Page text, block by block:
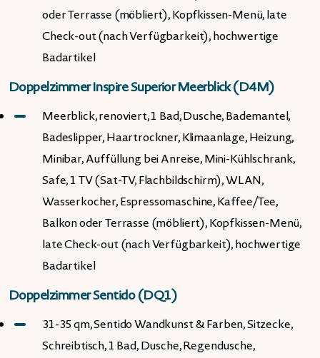
oder Terrasse (möbliert), Kopfkissen-Menü, late
Check-out (nach Verfügbarkeit), hochwertige
Badartikel
Doppelzimmer Inspire Superior Meerblick (D4M)
Meerblick, renoviert, 1 Bad, Dusche, Bademantel,
Badeslipper, Haartrockner, Klimaanlage, Heizung,
Minibar, Auffüllung bei Anreise, Mini-Kühlschrank,
Safe, 1 TV (Sat-TV, Flachbildschirm), WLAN,
Wasserkocher, Espressomaschine, Kaffee/Tee,
Balkon oder Terrasse (möbliert), Kopfkissen-Menü,
late Check-out (nach Verfügbarkeit), hochwertige
Badartikel
Doppelzimmer Sentido (DQ1)
31-35 qm, Sentido Wandkunst & Farben, Sitzecke,
Schreibtisch, 1 Bad, Dusche, Regendusche,